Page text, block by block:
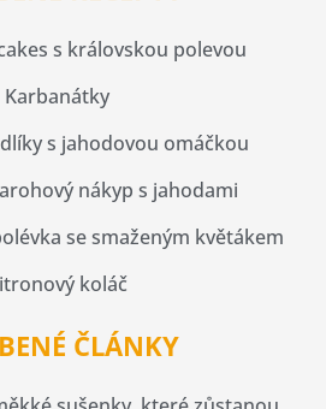
s královskou polevou
Karbanátky
s jahodovou omáčkou
nákyp s jahodami
se smaženým květákem
koláč
ČLÁNKY